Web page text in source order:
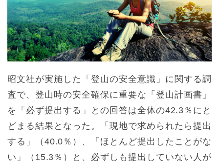
昭文社が実施した「登山の安全意識」に関する調
査で、登山時の安全確保に重要な「登山計画書」
を「必ず提出する」との回答は全体の42.3％にと
どまる結果となった。「現地で求められたら提出
する」（40.0％）、「ほとんど提出したことがな
い」（15.3％）と、必ずしも提出していない人が